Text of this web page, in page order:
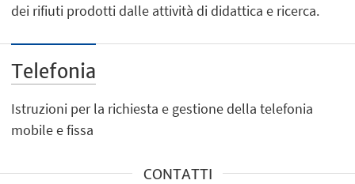
dei rifiuti prodotti dalle attività di didattica e ricerca.
Telefonia
Istruzioni per la richiesta e gestione della telefonia
mobile e fissa
CONTATTI